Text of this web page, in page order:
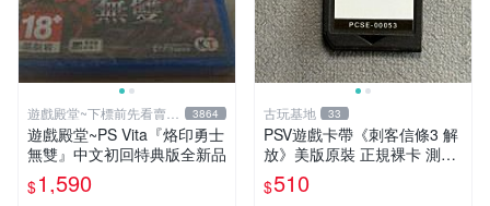
遊戲殿堂~下標前先看賣場
關於我
3864
遊戲殿堂~PS Vita『烙印勇士
無雙』中文初回特典版全新品
$1,590
古玩基地 33
PSV遊戲卡帶《刺客信條3 解
放》美版原裝 正規裸卡 測試
順暢 索尼專用 不支持其他機
種 刺客信條3 解放 PSV 原裝
$510